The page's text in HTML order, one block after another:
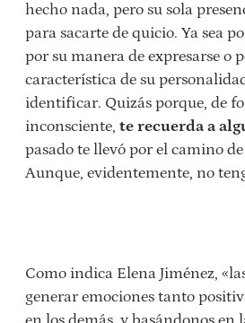
hecho nada, pero su sola
para sacarte de quicio. Ya sea
por su manera de expresarse o
característica de su
identificar. Quizás porque, de
inconsciente, te recuerda a
pasado te llevó por el camino
Aunque, evidentemente, no
Como indica Elena Jiménez,
generar emociones tanto